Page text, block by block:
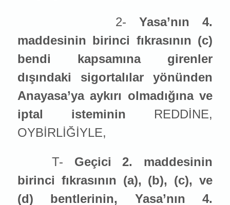
2- Yasa’nın 4.
maddesinin birinci fıkrasının (c)
bendi kapsamına girenler
dışındaki sigortalılar yönünden
Anayasa’ya aykırı olmadığına ve
iptal isteminin REDDİNE,
OYBİRLİĞİYLE,
T- Geçici 2. maddesinin
birinci fıkrasının (a), (b), (c), ve
(d) bentlerinin, Yasa’nın 4.